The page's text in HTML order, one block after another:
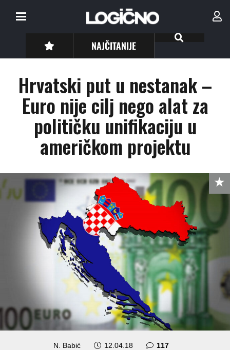
NAJČITANIJE
Hrvatski put u nestanak –
Euro nije cilj nego alat za
političku unifikaciju u
američkom projektu
N. Babić 12.04.18 117komentara